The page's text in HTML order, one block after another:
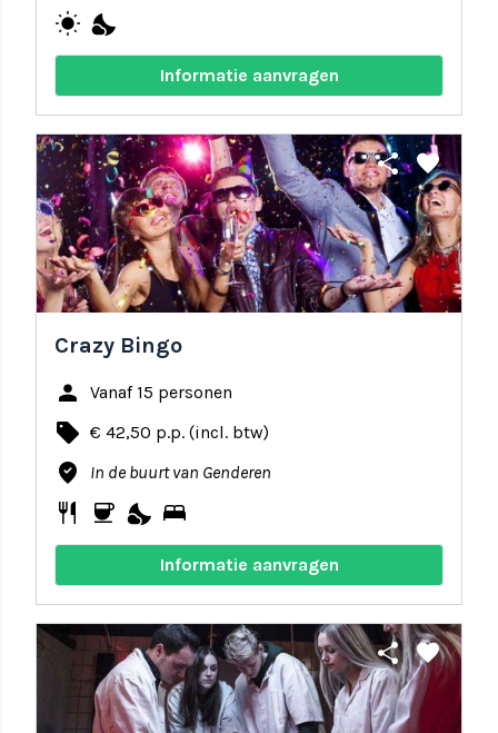
wb_sunny nights_stay
Informatie aanvragen
share favorite
Crazy Bingo
person Vanaf 15 personen
local_offer € 42,50 p.p. (incl. btw)
where_to_vote In de buurt van Genderen
restaurant coffee nights_stay bed
Informatie aanvragen
share favorite